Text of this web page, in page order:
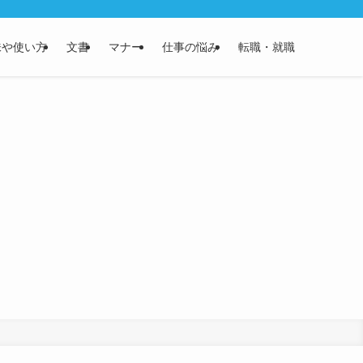
使い方 文書 マナー 仕事の悩み 転職・就職